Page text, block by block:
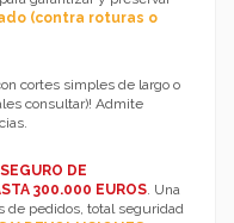
(contra roturas o
cortes simples de largo o
consultar)! Admite
DE
300.000 EUROS. Una
de pedidos, total seguridad